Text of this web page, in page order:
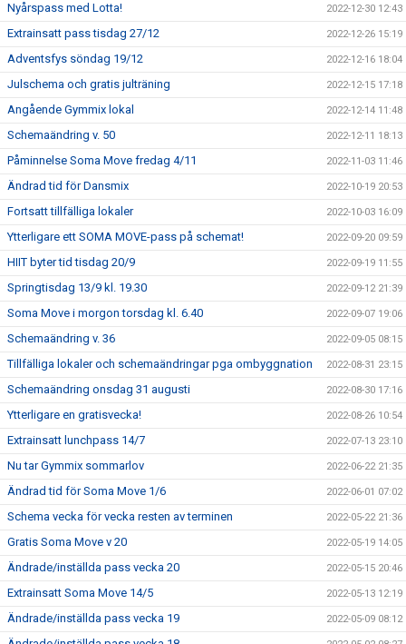
Nyårspass med Lotta! 2022-12-30 12:43
Extrainsatt pass tisdag 27/12 2022-12-26 15:19
Adventsfys söndag 19/12 2022-12-16 18:04
Julschema och gratis julträning 2022-12-15 17:18
Angående Gymmix lokal 2022-12-14 11:48
Schemaändring v. 50 2022-12-11 18:13
Påminnelse Soma Move fredag 4/11 2022-11-03 11:46
Ändrad tid för Dansmix 2022-10-19 20:53
Fortsatt tillfälliga lokaler 2022-10-03 16:09
Ytterligare ett SOMA MOVE-pass på schemat! 2022-09-20 09:59
HIIT byter tid tisdag 20/9 2022-09-19 11:55
Springtisdag 13/9 kl. 19.30 2022-09-12 21:39
Soma Move i morgon torsdag kl. 6.40 2022-09-07 19:06
Schemaändring v. 36 2022-09-05 08:15
Tillfälliga lokaler och schemaändringar pga ombyggnation 2022-08-31 23:15
Schemaändring onsdag 31 augusti 2022-08-30 17:16
Ytterligare en gratisvecka! 2022-08-26 10:54
Extrainsatt lunchpass 14/7 2022-07-13 23:10
Nu tar Gymmix sommarlov 2022-06-22 21:35
Ändrad tid för Soma Move 1/6 2022-06-01 07:02
Schema vecka för vecka resten av terminen 2022-05-22 21:36
Gratis Soma Move v 20 2022-05-19 14:05
Ändrade/inställda pass vecka 20 2022-05-15 20:46
Extrainsatt Soma Move 14/5 2022-05-13 12:19
Ändrade/inställda pass vecka 19 2022-05-09 08:12